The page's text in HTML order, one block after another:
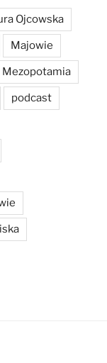
Ojcowska
Majowie
Mezopotamia
podcast